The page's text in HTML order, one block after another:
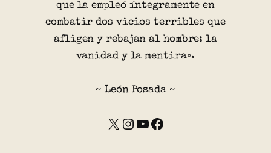
que la empleó íntegramente en
combatir dos vicios terribles que
afligen y rebajan al hombre: la
vanidad y la mentira».
~ León Posada ~
X Instagram YouTube Facebook